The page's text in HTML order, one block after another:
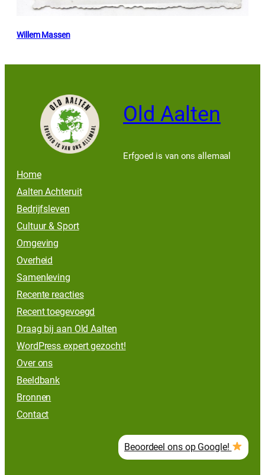
Willem Massen
Old Aalten
Erfgoed is van ons allemaal
Home
Aalten Achteruit
Bedrijfsleven
Cultuur & Sport
Omgeving
Overheid
Samenleving
Recente reacties
Recent toegevoegd
Draag bij aan Old Aalten
WordPress expert gezocht!
Over ons
Beeldbank
Bronnen
Contact
Beoordeel ons op Google!